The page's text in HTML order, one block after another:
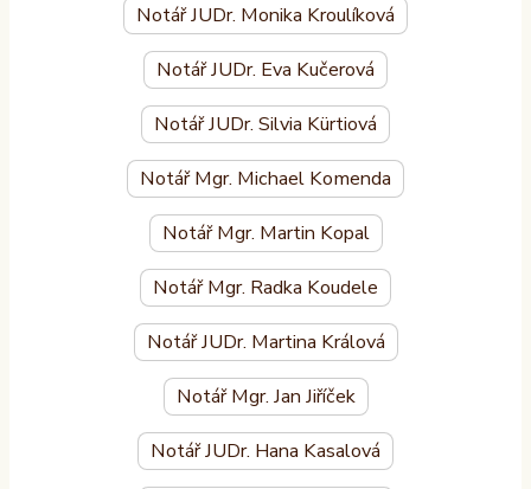
Notář JUDr. Monika Kroulíková
Notář JUDr. Eva Kučerová
Notář JUDr. Silvia Kürtiová
Notář Mgr. Michael Komenda
Notář Mgr. Martin Kopal
Notář Mgr. Radka Koudele
Notář JUDr. Martina Králová
Notář Mgr. Jan Jiříček
Notář JUDr. Hana Kasalová